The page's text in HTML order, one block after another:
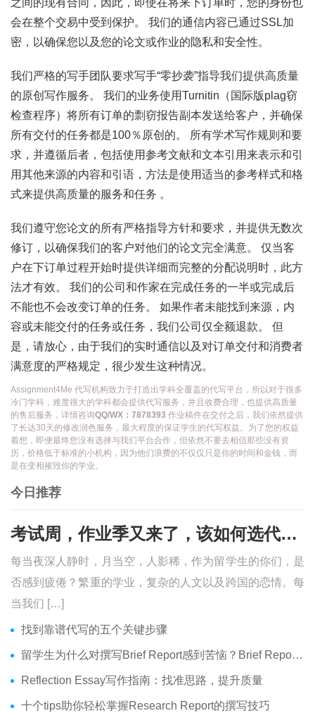
之间的现有合同，因此，即使在将来下订单时，您的身份也
会在整个交易中受到保护。 我们的通信内容已通过SSL加
密，以确保您以及您的论文或作业的隐私和安全性。
我们严格的写手团队要求写手“零抄袭”指导我们提供高质量
的原创写作服务。 我们的业务使用Turnitin（国际版plag窃
检查程序）将所有订单的剽窃报告副本发送给客户，并确保
所有交付的任务都是100％原创的。 所有学术写作规则和要
求，并遵循后者，包括使用参考文献和文本引用来表示和引
用其他来源的内容和引语，方法是使用适当的参考样式和格
式来提供高质量的服务和任务 。
我们遵守您论文的所有严格指导方针和要求，并提供无数次
修订，以确保我们的客户对他们的论文完全满意。 仅当客
户在下订单过程开始时提供详细而完整的分配说明时，此方
法才有效。 我们的公司和作家在完成任务的一半或完成后
不能也不会改变订单的任务。 如果作者未能找到来源，内
容或未能交付的任务或任务，我们公司仅全额退款。 但
是，请放心，由于我们的实时通信以及对订单交付和消费者
满意度的严格规定，很少发生这种情况。
Assignment4Me 代写机构致力于打造出学科全覆盖的代写平台，所以对于很多
冷门学科，难度很大的学科都会提供代写服务，并且收费合理，也提供高质量
的售后服务，详情咨询QQ/WX：7878393 作业稿件在交付之后，我们依然提供
了长达30天的修改润色服务，最大程度的保证学生的代写权益。为了您的权益
着想，即便最终您没有选择与我们平台合作，但依然不要去相信那些没有资
历，价格低于标准的小机构，因为他们浪费的不仅仅只是你的时间和金钱，而
是在变相摧毁你的学业。
今日推荐
考试周，作业季又来了，该如何选代写？便宜的代写、代考会有哪些问题？
每当夜深人静时，月当空，人影稀，作为留学生的你们，是
否感到疲倦？繁重的学业，复杂的人文以及跨国的恋情。每
当我们 […]
找到靠谱代写的五个关键步骤
留学生为什么对撰写Brief Report感到苦恼？Brief Report究竟是什么？
Reflection Essay写作指南：找准思路，提升质量
十个tips助你轻松掌握Research Report的撰写技巧